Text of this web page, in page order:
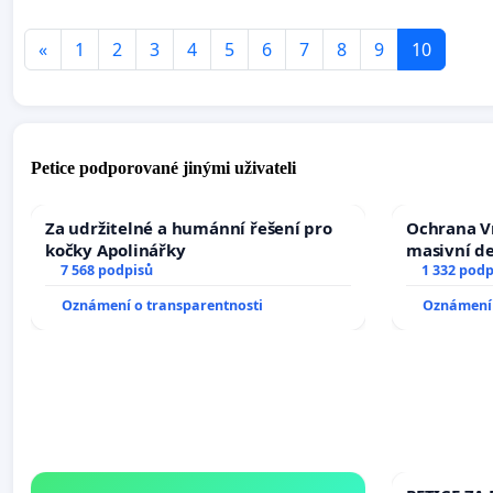
« 1 2 3 4 5 6 7 8 9 10
Petice podporované jinými uživateli
Za udržitelné a humánní řešení pro
kočky Apolinářky
7 568 podpisů
Oznámení o transparentnosti
Ochrana
masivní
1 332